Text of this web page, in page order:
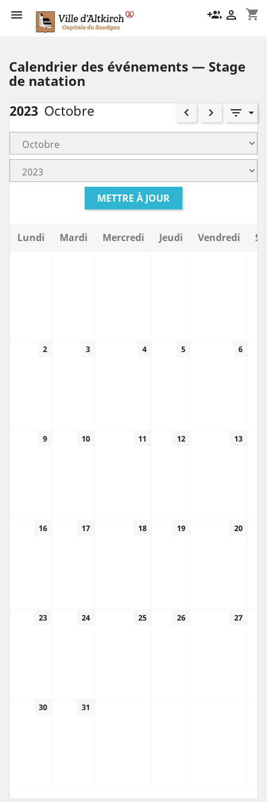
 shopping_cart
group_add 
Calendrier des événements — Stage
de natation
2023 Octobre keyboard_arrow_left keyboard_arrow_right filter_list
METTRE À JOUR
Lundi Mardi Mercredi Jeudi Vendredi
2 3 4 5 6
9 10 11 12 13
16 17 18 19 20
23 24 25 26 27
30 31